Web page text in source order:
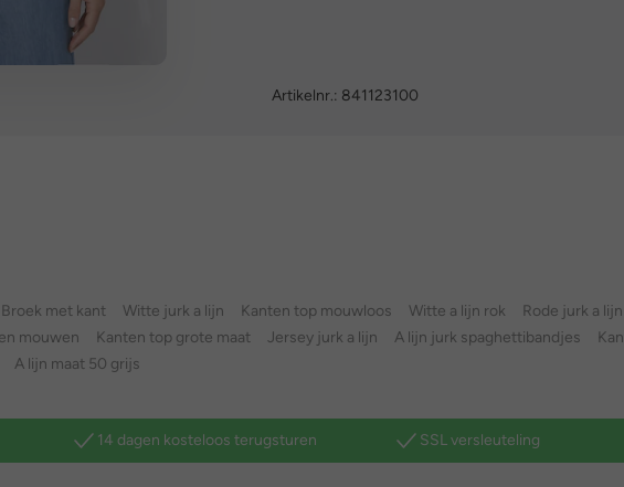
Artikelnr.: 841123100
Broek met kant Witte jurk a lijn Kanten top mouwloos Witte a lijn rok Rode jurk a lijn
mouwen Kanten top grote maat Jersey jurk a lijn A lijn jurk spaghettibandjes
A lijn maat 50 grijs
14 dagen kosteloos terugsturen SSL versleuteling